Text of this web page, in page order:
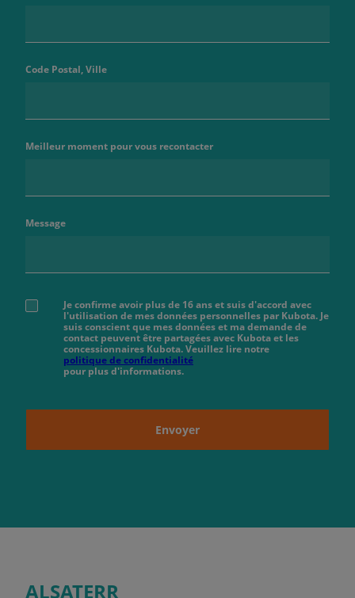
Code Postal, Ville
Meilleur moment pour vous recontacter
Message
Je confirme avoir plus de 16 ans et suis d'accord avec
l'utilisation de mes données personnelles par Kubota. Je
suis conscient que mes données et ma demande de
contact peuvent être partagées avec Kubota et les
concessionnaires Kubota. Veuillez lire notre
politique de confidentialité
pour plus d'informations.
Envoyer
ALSATERR